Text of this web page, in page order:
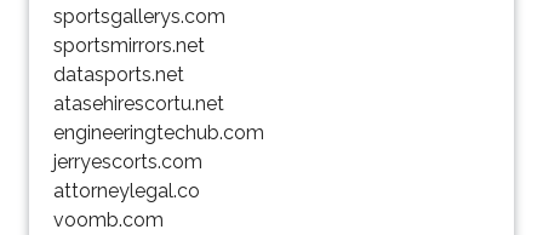
sportsgallerys.com
sportsmirrors.net
datasports.net
atasehirescortu.net
engineeringtechub.com
jerryescorts.com
attorneylegal.co
voomb.com